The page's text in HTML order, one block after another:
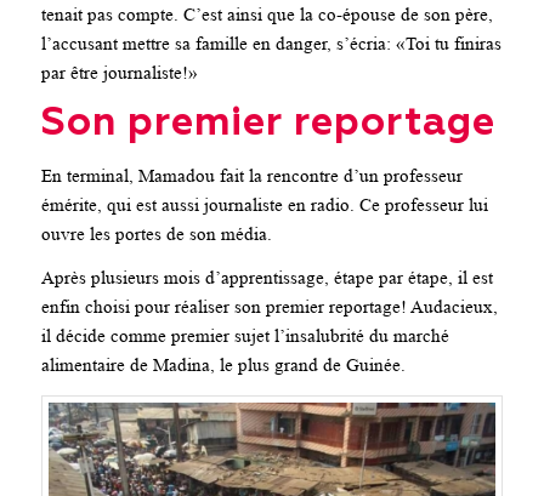
tenait pas compte. C’est ainsi que la co-épouse de son père,
l’accusant mettre sa famille en danger, s’écria: «Toi tu finiras
par être journaliste!»
Son premier reportage
En terminal, Mamadou fait la rencontre d’un professeur
émérite, qui est aussi journaliste en radio. Ce professeur lui
ouvre les portes de son média.
Après plusieurs mois d’apprentissage, étape par étape, il est
enfin choisi pour réaliser son premier reportage! Audacieux,
il décide comme premier sujet l’insalubrité du marché
alimentaire de Madina, le plus grand de Guinée.